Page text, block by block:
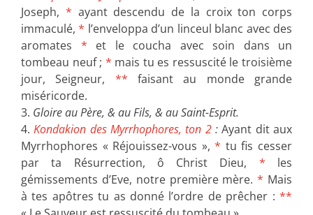
Joseph, * ayant descendu de la croix ton corps
immaculé,* l’enveloppa d’un linceul blanc avec des
aromates * et le coucha avec soin dans un
tombeau neuf ; * mais tu es ressuscité le troisième
jour, Seigneur, ** faisant au monde grande
miséricorde.
3. Gloire au Père, & au Fils, & au Saint-Esprit.
4.Kondakion des Myrrhophores, ton 2:Ayant dit aux
Myrrhophores « Réjouissez-vous »,* tu fis cesser
par ta Résurrection, ô Christ Dieu, * les
gémissements d’Eve, notre première mère.* Mais
à tes apôtres tu as donné l’ordre de prêcher : **